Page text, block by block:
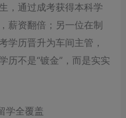
，通过成考获得本科学
薪资翻倍；另一位在制
学历晋升为车间主管，
历不是“镀金”，而是实实
学全覆盖